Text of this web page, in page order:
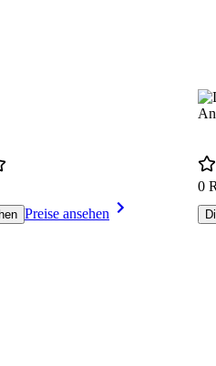
Preise ansehen
0